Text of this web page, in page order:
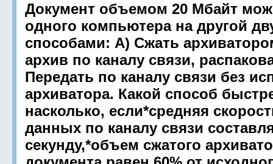
Документ объемом 20 Мбайт
одного компьютера на другой
способами: А) Сжать
архив по каналу связи,
Передать по каналу связи без
архиватора. Какой способ
насколько, если*средняя
данных по каналу связи
секунду,*объем сжатого